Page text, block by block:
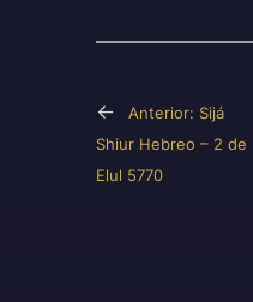
← Anterior: Sijá
Shiur Hebreo – 2 de
Elul 5770